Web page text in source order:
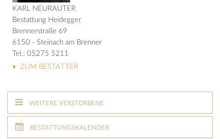
KARL NEURAUTER
Bestattung Heidegger
Brennerstraße 69
6150 - Steinach am Brenner
Tel.: 05275 5211
ZUM BESTATTER
WEITERE VERSTORBENE
BESTATTUNGSKALENDER